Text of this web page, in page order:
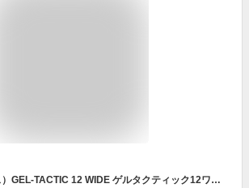
ASICS（アシックス）GEL-TACTIC 12 WIDE ゲルタクティック12ワイド（1073A059）（バレーボールシューズ/バレーシューズ/屋内シューズ/靴/ローカット/幅広/男女兼用/ユニセックス）